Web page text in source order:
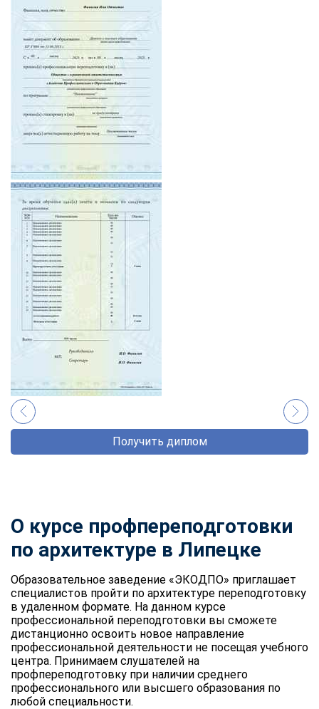
Получить диплом
О курсе профпереподготовки
по архитектуре в Липецке
Образовательное заведение «ЭКОДПО» приглашает
специалистов пройти по архитектуре переподготовку
в удаленном формате. На данном курсе
профессиональной переподготовки вы сможете
дистанционно освоить новое направление
профессиональной деятельности не посещая учебного
центра. Принимаем слушателей на
профпереподготовку при наличии среднего
профессионального или высшего образования по
любой специальности.